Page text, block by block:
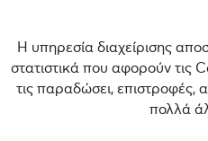
Η υπηρεσία διαχείρισης
στατιστικά που αφορούν τις
τις παραδώσει, επιστροφές,
πολλά